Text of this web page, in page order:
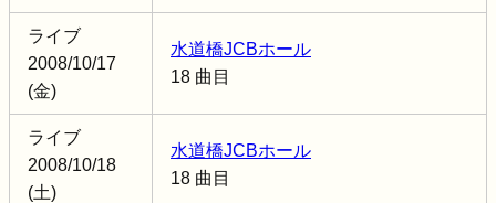
ライブ
2008/10/17
(金)
水道橋JCBホール
18 曲目
ライブ
2008/10/18
(土)
水道橋JCBホール
18 曲目